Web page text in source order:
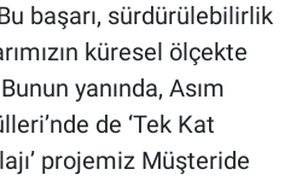
başarı, sürdürülebilirlik
küresel ölçekte
yanında, Asım
de ‘Tek Kat
projemiz Müşteride